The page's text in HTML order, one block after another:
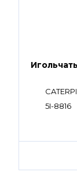
5I-8816